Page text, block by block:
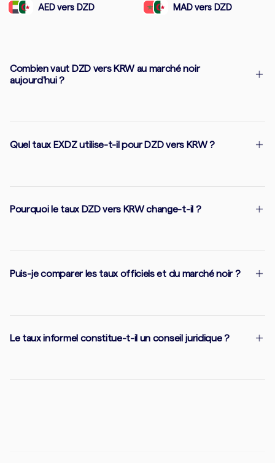
AED vers DZD MAD vers DZD
Combien vaut DZD vers KRW au marché noir
aujourd'hui ?
Quel taux EXDZ utilise-t-il pour DZD vers KRW ?
Pourquoi le taux DZD vers KRW change-t-il ?
Puis-je comparer les taux officiels et du marché noir ?
Le taux informel constitue-t-il un conseil juridique ?